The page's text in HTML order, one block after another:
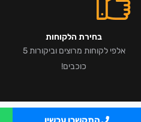
בחירת הלקוחות
אלפי לקוחות מרוצים וביקורות 5
כוכבים!